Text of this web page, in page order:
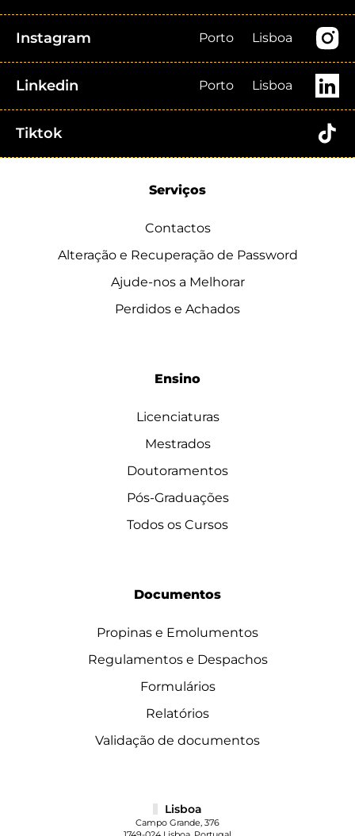
Instagram Porto Lisboa
Linkedin Porto Lisboa
Tiktok
Serviços
Contactos
Alteração e Recuperação de Password
Ajude-nos a Melhorar
Perdidos e Achados
Ensino
Licenciaturas
Mestrados
Doutoramentos
Pós-Graduações
Todos os Cursos
Documentos
Propinas e Emolumentos
Regulamentos e Despachos
Formulários
Relatórios
Validação de documentos
Lisboa
Campo Grande, 376